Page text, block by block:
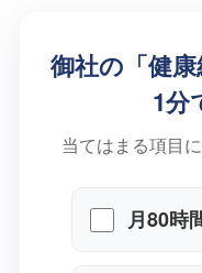
御社の「健
1分
当てはまる項目
月80時